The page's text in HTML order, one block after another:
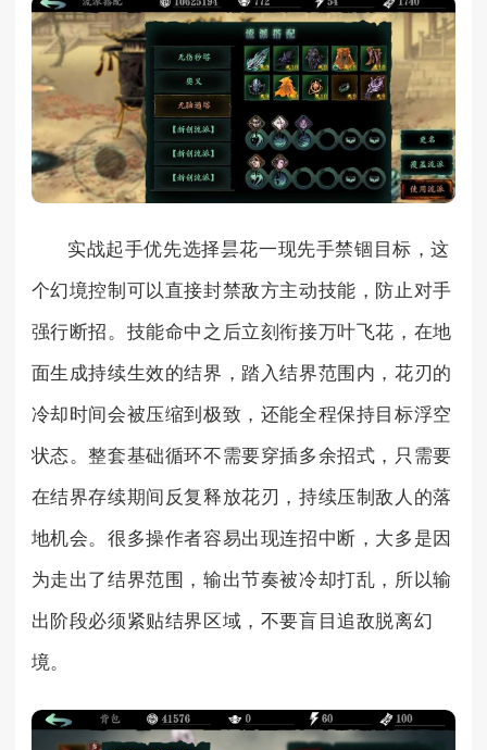
实战起手优先选择昙花一现先手禁锢目标，这
个幻境控制可以直接封禁敌方主动技能，防止对手
强行断招。技能命中之后立刻衔接万叶飞花，在地
面生成持续生效的结界，踏入结界范围内，花刃的
冷却时间会被压缩到极致，还能全程保持目标浮空
状态。整套基础循环不需要穿插多余招式，只需要
在结界存续期间反复释放花刃，持续压制敌人的落
地机会。很多操作者容易出现连招中断，大多是因
为走出了结界范围，输出节奏被冷却打乱，所以输
出阶段必须紧贴结界区域，不要盲目追敌脱离幻
境。